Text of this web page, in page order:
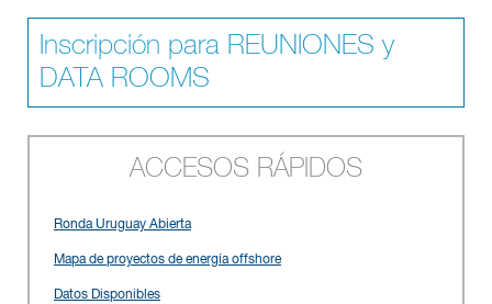
Inscripción para REUNIONES y
DATA ROOMS
ACCESOS RÁPIDOS
Ronda Uruguay Abierta
Mapa de proyectos de energía offshore
Datos Disponibles